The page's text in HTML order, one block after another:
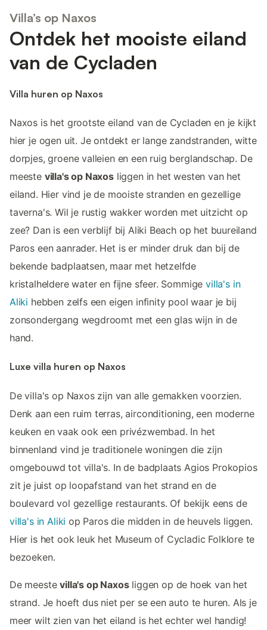
Villa’s op Naxos
Ontdek het mooiste eiland
van de Cycladen
Villa huren op Naxos
Naxos is het grootste eiland van de Cycladen en je kijkt
hier je ogen uit. Je ontdekt er lange zandstranden, witte
dorpjes, groene valleien en een ruig berglandschap. De
meeste villa's op Naxosliggen in het westen van het
eiland. Hier vind je de mooiste stranden en gezellige
taverna's. Wil je rustig wakker worden met uitzicht op
zee? Dan is een verblijf bij Aliki Beach op het buureiland
Paros een aanrader. Het is er minder druk dan bij de
bekende badplaatsen, maar met hetzelfde
kristalheldere water en fijne sfeer. Sommigevilla's in
Aliki hebben zelfs een eigen infinity pool waar je bij
zonsondergang wegdroomt met een glas wijn in de
hand.
Luxe villa huren op Naxos
De villa's op Naxos zijn van alle gemakken voorzien.
Denk aan een ruim terras, airconditioning, een moderne
keuken en vaak ook een privézwembad. In het
binnenland vind je traditionele woningen die zijn
omgebouwd tot villa's. In de badplaats Agios Prokopios
zit je juist op loopafstand van het strand en de
boulevard vol gezellige restaurants. Of bekijk eens de
villa's in Aliki op Paros die midden in de heuvels liggen.
Hier is het ook leuk het Museum of Cycladic Folklore te
bezoeken.
De meestevilla's op Naxosliggen op de hoek van het
strand. Je hoeft dus niet per se een auto te huren. Als je
meer wilt zien van het eiland is het echter wel handig!